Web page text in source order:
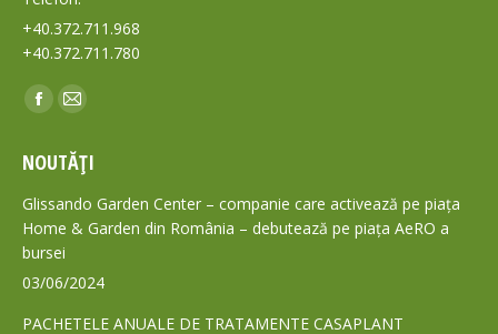
+40.372.711.968
+40.372.711.780
Find us on:
Facebook
opens
in
new
window
Mail
opens
in
new
NOUTĂȚI
Glissando Garden Center – companie care activează pe piața
Home & Garden din România – debutează pe piața AeRO a
bursei
03/06/2024
PACHETELE ANUALE DE TRATAMENTE CASAPLANT